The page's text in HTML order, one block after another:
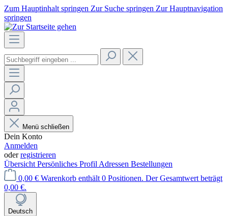
Zum Hauptinhalt springen Zur Suche springen Zur Hauptnavigation
springen
Menü schließen
Dein Konto
Anmelden
oderregistrieren
Übersicht Persönliches Profil Adressen Bestellungen
0,00 € Warenkorb enthält 0 Positionen. Der Gesamtwert beträgt
0,00 €.
Deutsch